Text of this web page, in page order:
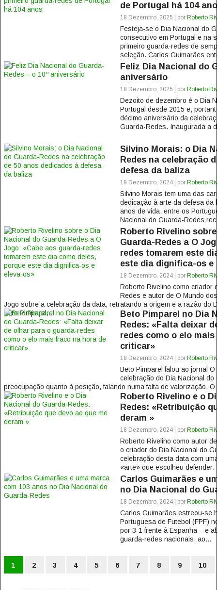
de Portugal há 104
18 Dezembro, 2025 | por Roberto
Festeja-se o Dia Nacional do
consecutivo em Portugal e na
primeiro guarda-redes de
seleção. Carlos Guimarães
Feliz Dia Nacional do
aniversário
18 Dezembro, 2025 | por Roberto
Dezoito de dezembro é o Dia
Portugal desde 2015 e,
décimo aniversário da
Guarda-Redes. Inaugurada a
Silvino Morais: o Dia
Redes na celebração
defesa da baliza
19 Dezembro, 2024 | por Roberto
Silvino Morais tem uma das
dedicação à arte da defesa
anos de vida, entre os
Nacional do Guarda-Redes
Roberto Rivelino
Guarda-Redes a O
redes tomarem este
este dia dignifica-os e
18 Dezembro, 2024 | por Roberto
Roberto Rivelino como criador
Redes e autor de O Mundo
Jogo sobre a celebração da data, retratando a origem e a razão do
Beto Pimparel,...
Beto Pimparel no Dia
Redes: «Falta deixar
redes como o elo
criticar»
18 Dezembro, 2024 | por Roberto
Beto Pimparel falou ao jornal
celebração do Dia Nacional
preocupação quanto à posição, falando numa falta de valorização.
Roberto Rivelino e o
Redes: «Retribuição
deram »
18 Dezembro, 2024 | por Roberto
Roberto Rivelino como autor
o criador do Dia Nacional do
celebração desta data com
«arte» que escolheu defender:
Carlos Guimarães e
no Dia Nacional do
18 Dezembro, 2024 | por Roberto
Carlos Guimarães estreou-se
Portuguesa de Futebol (FPF)
por 3-1 frente à Espanha – e
guarda-redes nacionais, ao...
1 2 3 4 5 6 7 8 9 10